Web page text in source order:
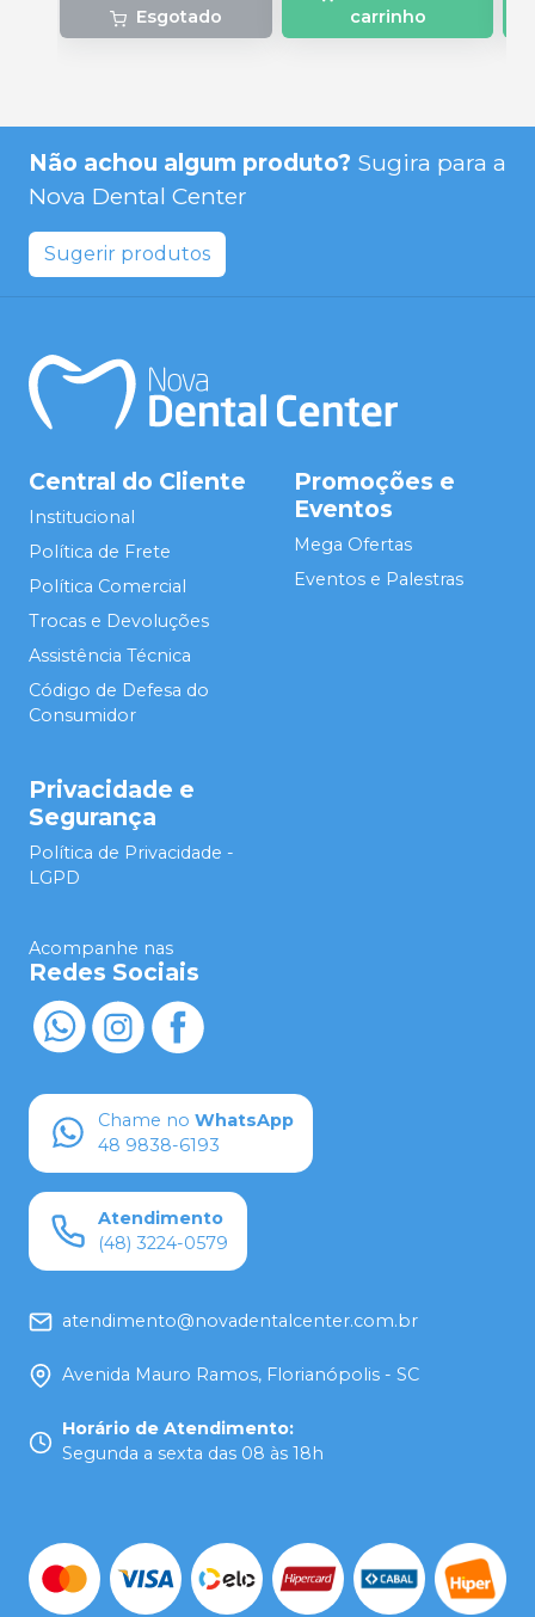
Esgotado
carrinho
Não achou algum produto? Sugira para a
Nova Dental Center
Sugerir produtos
Central do Cliente
Institucional
Política de Frete
Política Comercial
Trocas e Devoluções
Assistência Técnica
Código de Defesa do
Consumidor
Promoções e
Eventos
Mega Ofertas
Eventos e Palestras
Privacidade e
Segurança
Política de Privacidade -
LGPD
Acompanhe nas
Redes Sociais
Chame no WhatsApp
48 9838-6193
Atendimento
(48) 3224-0579
atendimento@novadentalcenter.com.br
Avenida Mauro Ramos, Florianópolis - SC
Horário de Atendimento:
Segunda a sexta das 08 às 18h